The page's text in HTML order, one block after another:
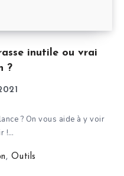
inutile ou vrai
?
? On vous aide à y voir
!…
, Outils